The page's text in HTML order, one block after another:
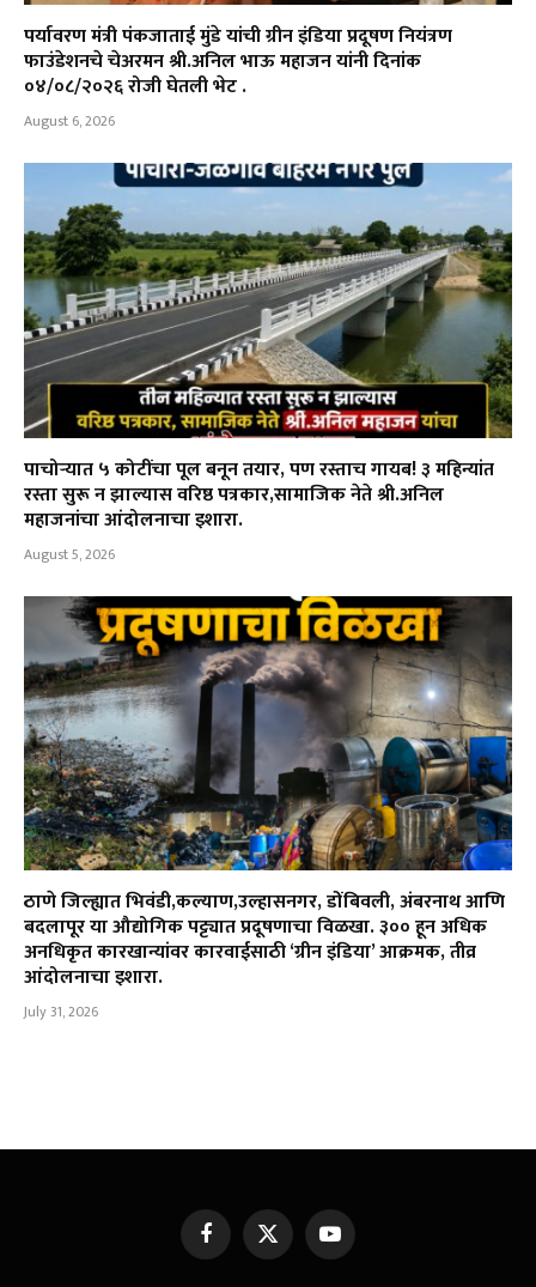
पर्यावरण मंत्री पंकजाताई मुंडे यांची ग्रीन इंडिया प्रदूषण नियंत्रण
फाउंडेशनचे चेअरमन श्री.अनिल भाऊ महाजन यांनी दिनांक
०४/०८/२०२६ रोजी घेतली भेट .
August 6, 2026
पाचोऱ्यात ५ कोटींचा पूल बनून तयार, पण रस्ताच गायब! ३ महिन्यांत
रस्ता सुरू न झाल्यास वरिष्ठ पत्रकार,सामाजिक नेते श्री.अनिल
महाजनांचा आंदोलनाचा इशारा.
August 5, 2026
ठाणे जिल्ह्यात भिवंडी,कल्याण,उल्हासनगर, डोंबिवली, अंबरनाथ आणि
बदलापूर या औद्योगिक पट्ट्यात प्रदूषणाचा विळखा. ३०० हून अधिक
अनधिकृत कारखान्यांवर कारवाईसाठी ‘ग्रीन इंडिया’ आक्रमक, तीव्र
आंदोलनाचा इशारा.
July 31, 2026
FacebookX
(Twitter)
YouTube